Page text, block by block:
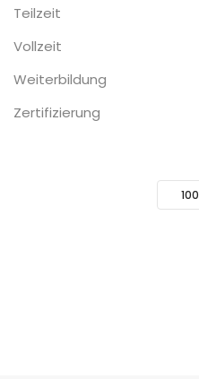
Teilzeit
Vollzeit
Weiterbildung
Zertifizierung
100